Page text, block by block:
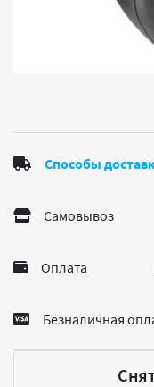
Способы
Самовывоз
Оплата
Безналичная